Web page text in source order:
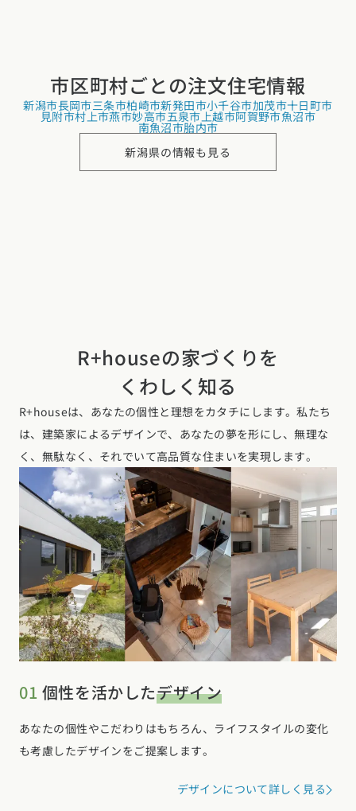
市区町村ごとの注文住宅情報
新潟市長岡市三条市柏崎市新発田市小千谷市加茂市十日町市
見附市村上市燕市妙高市五泉市上越市阿賀野市魚沼市
南魚沼市胎内市
新潟県の情報も見る
R+houseの家づくりを
くわしく知る
R+houseは、あなたの個性と理想をカタチにします。私たち
は、建築家によるデザインで、あなたの夢を形にし、無理な
く、無駄なく、それでいて高品質な住まいを実現します。
01 個性を活かしたデザイン
あなたの個性やこだわりはもちろん、ライフスタイルの変化
も考慮したデザインをご提案します。
デザインについて詳しく見る